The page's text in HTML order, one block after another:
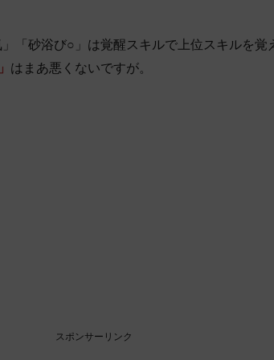
「砂浴び○」は覚醒スキルで上位スキルを覚
はまあ悪くないですが。
スポンサーリンク